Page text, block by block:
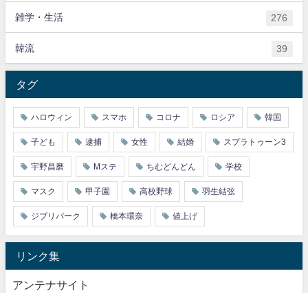
雑学・生活 276
韓流 39
タグ
ハロウィン スマホ コロナ ロシア 韓国
子ども 逮捕 女性 結婚 スプラトゥーン3
宇野昌磨 Mステ ちむどんどん 学校
マスク 甲子園 高校野球 羽生結弦
ジブリパーク 橋本環奈 値上げ
リンク集
アンテナサイト